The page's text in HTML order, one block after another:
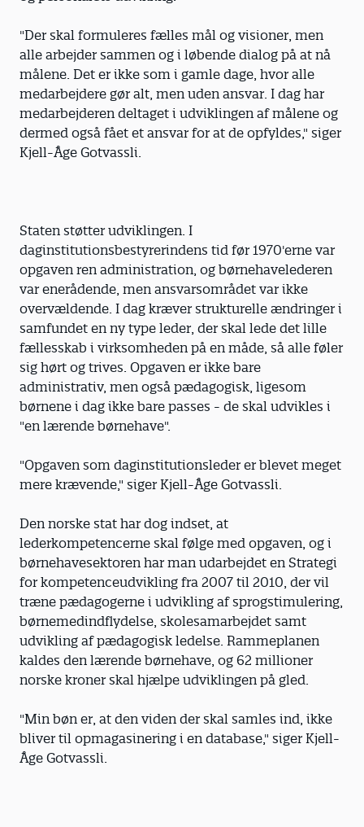
"Der skal formuleres fælles mål og visioner, men
alle arbejder sammen og i løbende dialog på at nå
målene. Det er ikke som i gamle dage, hvor alle
medarbejdere gør alt, men uden ansvar. I dag har
medarbejderen deltaget i udviklingen af målene og
dermed også fået et ansvar for at de opfyldes," siger
Kjell-Åge Gotvassli.
Staten støtter udviklingen. I
daginstitutionsbestyrerindens tid før 1970'erne var
opgaven ren administration, og børnehavelederen
var enerådende, men ansvarsområdet var ikke
overvældende. I dag kræver strukturelle ændringer i
samfundet en ny type leder, der skal lede det lille
fællesskab i virksomheden på en måde, så alle føler
sig hørt og trives. Opgaven er ikke bare
administrativ, men også pædagogisk, ligesom
børnene i dag ikke bare passes - de skal udvikles i
"en lærende børnehave".
"Opgaven som daginstitutionsleder er blevet meget
mere krævende," siger Kjell-Åge Gotvassli.
Den norske stat har dog indset, at
lederkompetencerne skal følge med opgaven, og i
børnehavesektoren har man udarbejdet en Strategi
for kompetenceudvikling fra 2007 til 2010, der vil
træne pædagogerne i udvikling af sprogstimulering,
børnemedindflydelse, skolesamarbejdet samt
udvikling af pædagogisk ledelse. Rammeplanen
kaldes den lærende børnehave, og 62 millioner
norske kroner skal hjælpe udviklingen på gled.
"Min bøn er, at den viden der skal samles ind, ikke
bliver til opmagasinering i en database," siger Kjell-
Åge Gotvassli.